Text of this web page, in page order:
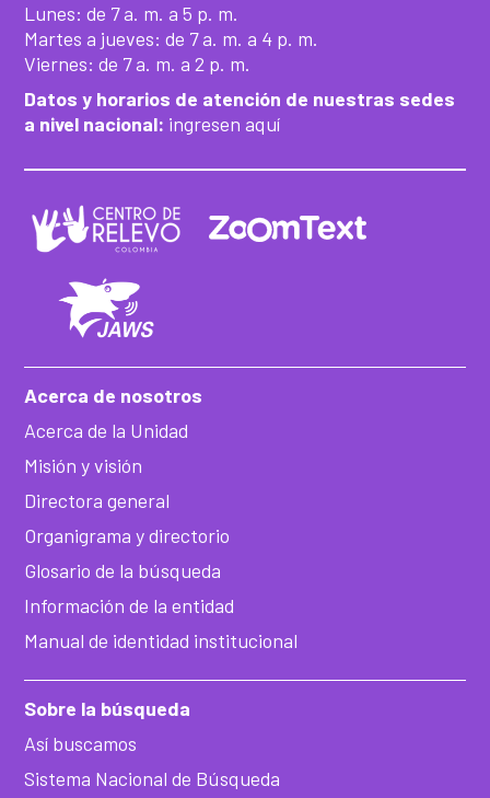
Lunes: de 7 a. m. a 5 p. m.
Martes a jueves: de 7 a. m. a 4 p. m.
Viernes: de 7 a. m. a 2 p. m.
Datos y horarios de atención de nuestras sedes
a nivel nacional: ingresen aquí
Acerca de nosotros
Acerca de la Unidad
Misión y visión
Directora general
Organigrama y directorio
Glosario de la búsqueda
Información de la entidad
Manual de identidad institucional
Sobre la búsqueda
Así buscamos
Sistema Nacional de Búsqueda